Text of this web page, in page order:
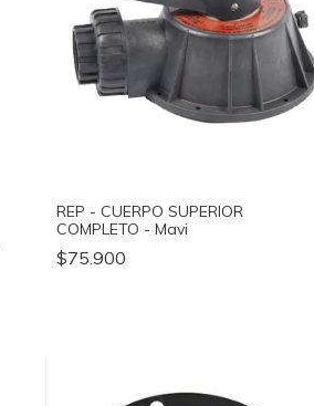
REP - CUERPO SUPERIOR
COMPLETO - Mavi
$75.900